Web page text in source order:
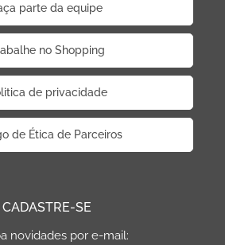
parte da equipe
no Shopping
de privacidade
de Ética de Parceiros
CADASTRE-SE
novidades por e-mail: